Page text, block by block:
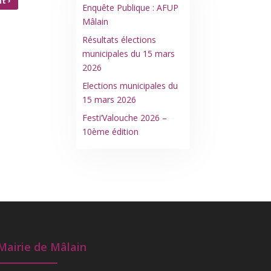
Enquête Publique : AFUP
Mâlain
Résultats élections
municipales du 15 mars
2026
Elections municipales du
15 mars 2026
Festi’Valouche 2026 –
10ème édition
de Mâlain